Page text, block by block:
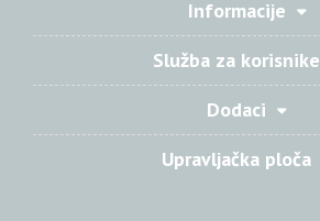
Informacije
Služba za korisnike
Dodaci
Upravljačka ploča